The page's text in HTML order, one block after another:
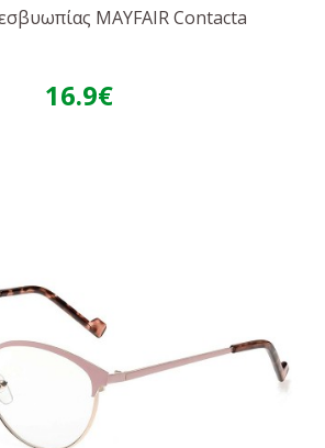
MAYFAIR Contacta
16.9€